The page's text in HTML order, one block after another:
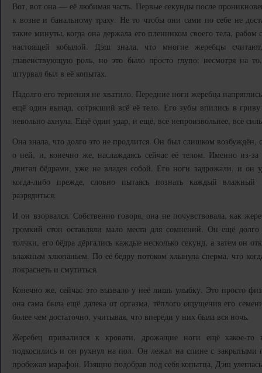
Вот, вот она — её любимая часть. Первые секунды после
к возне и банальному траху. Не то чтобы они сами по себе не
такие минуты, когда она держала его пленником своего тела, рабом
настоящей кобылой. Дэш знала, что многие жеребцы
главенствующую роль, но это было просто глупо: несмотря на
штурвал был в её копытах.
Надолго его терпения не хватило. Передние ноги жеребца
ещё один выпад, сотрясший всё её тело. Его зубы впились в
невольно ахнула. Ещё один удар, и ещё, всё непроизвольнее, всё
Она знала, что долго это не продлится. Он был слишком
о ней, и, конечно же, наслаждаясь сейчас её телом. Именно из-
двигал бёдрами, уже не владея собой. Его ноги задрожали, и он
когда-либо прежде, словно пытаясь познать каждый
разрядиться.
И он взорвался. Собственно говоря, она не почувствовала, как
громкий стон оставляли мало места для сомнений. Он ещё долго
толчки, его бёдра дёргались каждые несколько секунд, а затем он
влажным хлюпаньем. По её бедру потоком хлынула сперма, что
покраснеть и смутиться.
Конечно же, сейчас это вызвало у неё лишь улыбку. Это просто
она сама была ещё далека от оргазма, тёплого ощущения его
более чем достаточно, учитывая, что впереди у них была вся ночь.
Жеребец привалился к кровати, дрожащие ноги ещё какое-
подкосились и он рухнул на пол. Он лежал на спине с закрытыми
пробежал марафон. Изящно подобрав под себя копытца, Дэш